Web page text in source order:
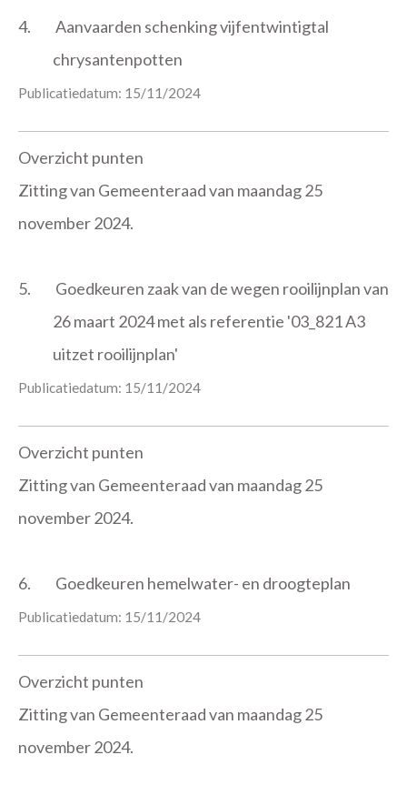
4.
Aanvaarden schenking vijfentwintigtal
chrysantenpotten
Publicatiedatum: 15/11/2024
Overzicht punten
Zitting van Gemeenteraad van maandag 25
november 2024.
5.
Goedkeuren zaak van de wegen rooilijnplan van
26 maart 2024 met als referentie '03_821 A3
uitzet rooilijnplan'
Publicatiedatum: 15/11/2024
Overzicht punten
Zitting van Gemeenteraad van maandag 25
november 2024.
6. Goedkeuren hemelwater- en droogteplan
Publicatiedatum: 15/11/2024
Overzicht punten
Zitting van Gemeenteraad van maandag 25
november 2024.